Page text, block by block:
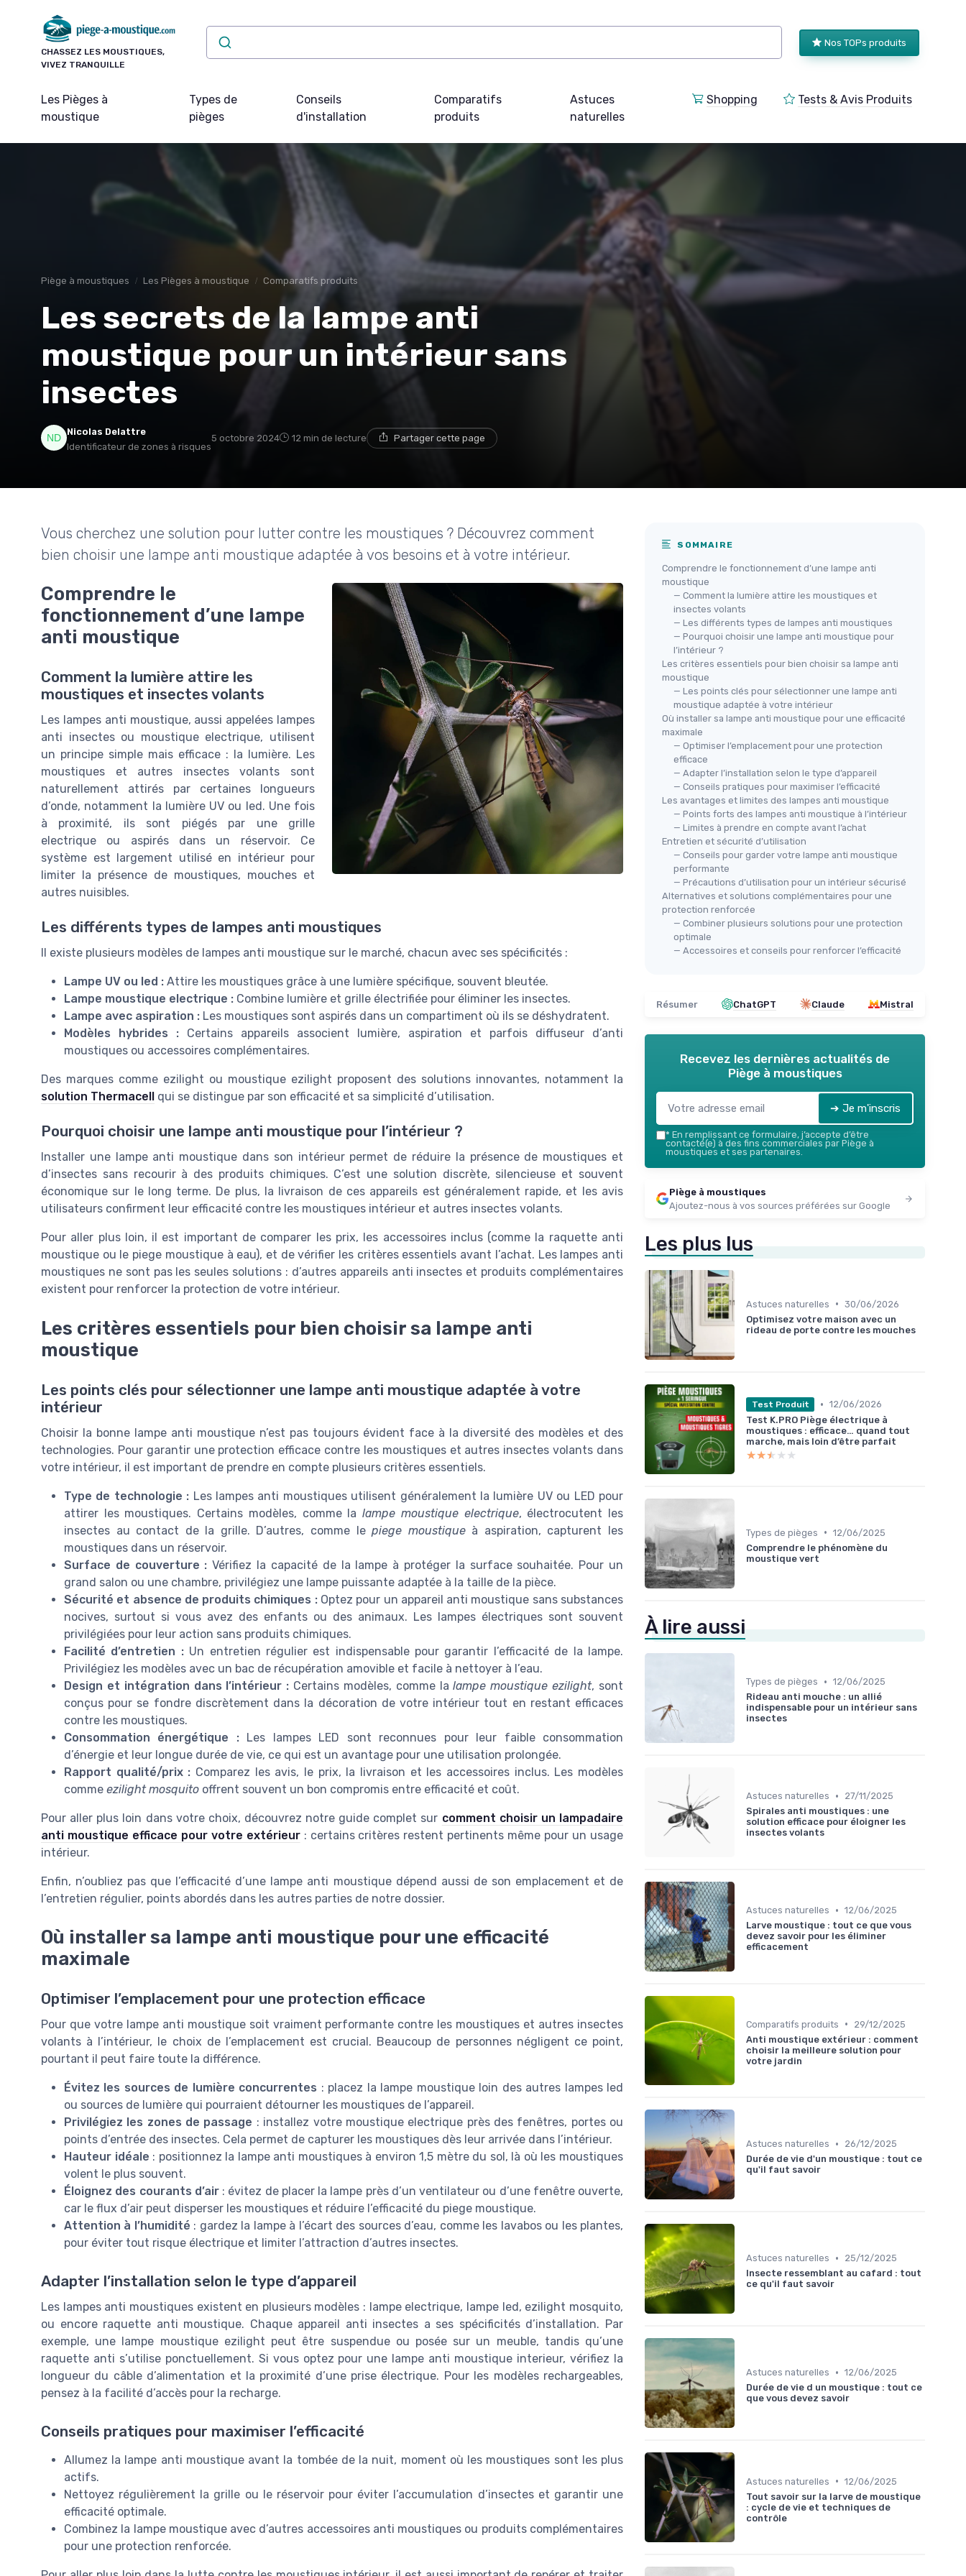
CHASSEZ LES MOUSTIQUES,
VIVEZ TRANQUILLE
Nos TOPs produits
Les Pièges à
moustique
Types de
pièges
Conseils
d'installation
Comparatifs
produits
Astuces
naturelles
Shopping Tests & Avis Produits
Piège à moustiques Les Pièges à moustique Comparatifs produits
Les secrets de la lampe anti
moustique pour un intérieur sans
insectes
Nicolas Delattre
Identificateur de zones à risques
5 octobre 2024 12 min de lecture Partager cette page
Vous cherchez une solution pour lutter contre les moustiques ? Découvrez comment
bien choisir une lampe anti moustique adaptée à vos besoins et à votre intérieur.
Comprendre le
fonctionnement d’une lampe
anti moustique
Comment la lumière attire les
moustiques et insectes volants
Les lampes anti moustique, aussi appelées lampes
anti insectes ou moustique electrique, utilisent
un principe simple mais efficace : la lumière. Les
moustiques et autres insectes volants sont
naturellement attirés par certaines longueurs
d’onde, notamment la lumière UV ou led. Une fois
à proximité, ils sont piégés par une grille
electrique ou aspirés dans un réservoir. Ce
système est largement utilisé en intérieur pour
limiter la présence de moustiques, mouches et
autres nuisibles.
Les différents types de lampes anti moustiques
Il existe plusieurs modèles de lampes anti moustique sur le marché, chacun avec ses spécificités :
Lampe UV ou led : Attire les moustiques grâce à une lumière spécifique, souvent bleutée.
Lampe moustique electrique : Combine lumière et grille électrifiée pour éliminer les insectes.
Lampe avec aspiration : Les moustiques sont aspirés dans un compartiment où ils se déshydratent.
Modèles hybrides : Certains appareils associent lumière, aspiration et parfois diffuseur d’anti
moustiques ou accessoires complémentaires.
Des marques comme ezilight ou moustique ezilight proposent des solutions innovantes, notamment la
solution Thermacell qui se distingue par son efficacité et sa simplicité d’utilisation.
Pourquoi choisir une lampe anti moustique pour l’intérieur ?
Installer une lampe anti moustique dans son intérieur permet de réduire la présence de moustiques et
d’insectes sans recourir à des produits chimiques. C’est une solution discrète, silencieuse et souvent
économique sur le long terme. De plus, la livraison de ces appareils est généralement rapide, et les avis
utilisateurs confirment leur efficacité contre les moustiques intérieur et autres insectes volants.
Pour aller plus loin, il est important de comparer les prix, les accessoires inclus (comme la raquette anti
moustique ou le piege moustique à eau), et de vérifier les critères essentiels avant l’achat. Les lampes anti
moustiques ne sont pas les seules solutions : d’autres appareils anti insectes et produits complémentaires
existent pour renforcer la protection de votre intérieur.
Les critères essentiels pour bien choisir sa lampe anti
moustique
Les points clés pour sélectionner une lampe anti moustique adaptée à votre
intérieur
Choisir la bonne lampe anti moustique n’est pas toujours évident face à la diversité des modèles et des
technologies. Pour garantir une protection efficace contre les moustiques et autres insectes volants dans
votre intérieur, il est important de prendre en compte plusieurs critères essentiels.
Type de technologie : Les lampes anti moustiques utilisent généralement la lumière UV ou LED pour
attirer les moustiques. Certains modèles, comme lalampe moustique electrique, électrocutent les
insectes au contact de la grille. D’autres, comme lepiege moustiqueà aspiration, capturent les
moustiques dans un réservoir.
Surface de couverture : Vérifiez la capacité de la lampe à protéger la surface souhaitée. Pour un
grand salon ou une chambre, privilégiez une lampe puissante adaptée à la taille de la pièce.
Sécurité et absence de produits chimiques :Optez pour un appareil anti moustique sans substances
nocives, surtout si vous avez des enfants ou des animaux. Les lampes électriques sont souvent
privilégiées pour leur action sans produits chimiques.
Facilité d’entretien :Un entretien régulier est indispensable pour garantir l’efficacité de la lampe.
Privilégiez les modèles avec un bac de récupération amovible et facile à nettoyer à l’eau.
Design et intégration dans l’intérieur : Certains modèles, comme lalampe moustique ezilight, sont
conçus pour se fondre discrètement dans la décoration de votre intérieur tout en restant efficaces
contre les moustiques.
Consommation énergétique :Les lampes LED sont reconnues pour leur faible consommation
d’énergie et leur longue durée de vie, ce qui est un avantage pour une utilisation prolongée.
Rapport qualité/prix : Comparez les avis, le prix, la livraison et les accessoires inclus. Les modèles
comme ezilight mosquito offrent souvent un bon compromis entre efficacité et coût.
Pour aller plus loin dans votre choix, découvrez notre guide complet sur comment choisir un lampadaire
anti moustique efficace pour votre extérieur: certains critères restent pertinents même pour un usage
intérieur.
Enfin, n’oubliez pas que l’efficacité d’une lampe anti moustique dépend aussi de son emplacement et de
l’entretien régulier, points abordés dans les autres parties de notre dossier.
Où installer sa lampe anti moustique pour une efficacité
maximale
Optimiser l’emplacement pour une protection efficace
Pour que votre lampe anti moustique soit vraiment performante contre les moustiques et autres insectes
volants à l’intérieur, le choix de l’emplacement est crucial. Beaucoup de personnes négligent ce point,
pourtant il peut faire toute la différence.
Évitez les sources de lumière concurrentes : placez la lampe moustique loin des autres lampes led
ou sources de lumière qui pourraient détourner les moustiques de l’appareil.
Privilégiez les zones de passage : installez votre moustique electrique près des fenêtres, portes ou
points d’entrée des insectes. Cela permet de capturer les moustiques dès leur arrivée dans l’intérieur.
Hauteur idéale : positionnez la lampe anti moustiques à environ 1,5 mètre du sol, là où les moustiques
volent le plus souvent.
Éloignez des courants d’air: évitez de placer la lampe près d’un ventilateur ou d’une fenêtre ouverte,
car le flux d’air peut disperser les moustiques et réduire l’efficacité du piege moustique.
Attention à l’humidité : gardez la lampe à l’écart des sources d’eau, comme les lavabos ou les plantes,
pour éviter tout risque électrique et limiter l’attraction d’autres insectes.
Adapter l’installation selon le type d’appareil
Les lampes anti moustiques existent en plusieurs modèles : lampe electrique, lampe led, ezilight mosquito,
ou encore raquette anti moustique. Chaque appareil anti insectes a ses spécificités d’installation. Par
exemple, une lampe moustique ezilight peut être suspendue ou posée sur un meuble, tandis qu’une
raquette anti s’utilise ponctuellement. Si vous optez pour une lampe anti moustique interieur, vérifiez la
longueur du câble d’alimentation et la proximité d’une prise électrique. Pour les modèles rechargeables,
pensez à la facilité d’accès pour la recharge.
Conseils pratiques pour maximiser l’efficacité
Allumez la lampe anti moustique avant la tombée de la nuit, moment où les moustiques sont les plus
actifs.
Nettoyez régulièrement la grille ou le réservoir pour éviter l’accumulation d’insectes et garantir une
efficacité optimale.
Combinez la lampe moustique avec d’autres accessoires anti moustiques ou produits complémentaires
pour une protection renforcée.
SOMMAIRE
Comprendre le fonctionnement d’une lampe anti
moustique
— Comment la lumière attire les moustiques et
insectes volants
— Les différents types de lampes anti moustiques
— Pourquoi choisir une lampe anti moustique pour
l’intérieur ?
Les critères essentiels pour bien choisir sa lampe anti
moustique
— Les points clés pour sélectionner une lampe anti
moustique adaptée à votre intérieur
Où installer sa lampe anti moustique pour une efficacité
maximale
— Optimiser l’emplacement pour une protection
efficace
— Adapter l’installation selon le type d’appareil
— Conseils pratiques pour maximiser l’efficacité
Les avantages et limites des lampes anti moustique
— Points forts des lampes anti moustique à l’intérieur
— Limites à prendre en compte avant l’achat
Entretien et sécurité d’utilisation
— Conseils pour garder votre lampe anti moustique
performante
— Précautions d’utilisation pour un intérieur sécurisé
Alternatives et solutions complémentaires pour une
protection renforcée
— Combiner plusieurs solutions pour une protection
optimale
— Accessoires et conseils pour renforcer l’efficacité
Résumer ChatGPT Claude Mistral
Recevez les dernières actualités de
Piège à moustiques
➔ Je m'inscris
* En remplissant ce formulaire, j’accepte d’être
contacté(e) à des fins commerciales par Piège à
moustiques et ses partenaires.
Piège à moustiques
Ajoutez-nous à vos sources préférées sur Google
Les plus lus
Astuces naturelles • 30/06/2026
Optimisez votre maison avec un
rideau de porte contre les mouches
Test Produit • 12/06/2026
Test K.PRO Piège électrique à
moustiques : efficace… quand tout
marche, mais loin d’être parfait
★★★★★
★★★★★
Types de pièges • 12/06/2025
Comprendre le phénomène du
moustique vert
À lire aussi
Types de pièges • 12/06/2025
Rideau anti mouche : un allié
indispensable pour un intérieur sans
insectes
Astuces naturelles •
27/11/2025
Spirales anti moustiques : une
solution efficace pour éloigner les
insectes volants
Astuces naturelles • 12/06/2025
Larve moustique : tout ce que vous
devez savoir pour les éliminer
efficacement
Comparatifs produits •
29/12/2025
Anti moustique extérieur : comment
choisir la meilleure solution pour
votre jardin
Astuces naturelles •
26/12/2025
Durée de vie d'un moustique : tout ce
qu'il faut savoir
Astuces naturelles •
25/12/2025
Insecte ressemblant au cafard : tout
ce qu'il faut savoir
Astuces naturelles • 12/06/2025
Durée de vie d un moustique : tout ce
que vous devez savoir
Astuces naturelles • 12/06/2025
Tout savoir sur la larve de moustique
: cycle de vie et techniques de
contrôle